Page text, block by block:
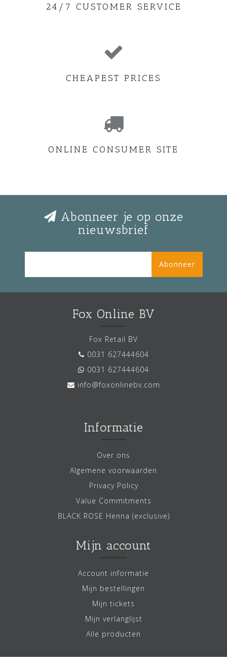
24/7 CUSTOMER SERVICE
CHEAPEST PRICES
ONLINE CONSUMER SITE
Abonneer je op onze
nieuwsbrief
Abonneer
Fox Online BV
Fox Retail BV
0031 627444604
0031 627444604
info@foxonlinebv.com
Informatie
Over ons
Algemene voorwaarden
Privacy Policy
Value Commitments
BLACK ROSE Henna (exclusive)
Mijn account
Account informatie
Mijn bestellingen
Mijn tickets
Mijn verlanglijst
Alle producten